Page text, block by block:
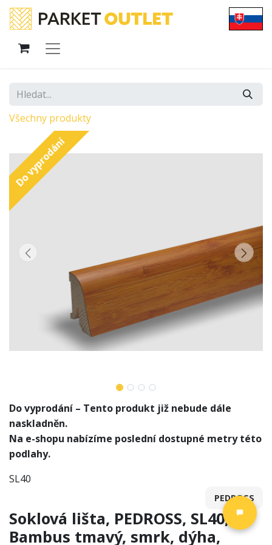
Všechny produkty
Do vyprodání
Do vyprodání – Tento produkt již nebude dále
naskladněn.
Na e-shopu nabízíme poslední dostupné metry této
podlahy.
SL40
PEDROSS
Soklová lišta, PEDROSS, SL40,
Bambus tmavý, smrk, dýha,